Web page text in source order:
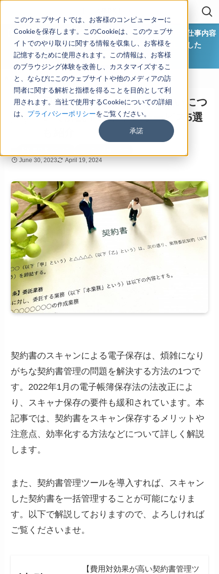
このウェブサイトでは、お客様のコンピューターに
Cookieを保存します。このCookieは、このウェブサ
イトでのやり取りに関する情報を収集し、お客様を
記憶するために使用されます。この情報は、お客様
のブラウジング体験を改善し、カスタマイズするこ
と、ならびにこのウェブサイトや他のメディアの訪
問者に関する解析と指標を得ることを目的として利
用されます。当社で使用するCookieについての詳細
は、 プライバシーポリシーをご覧ください。
承諾
【社内の法務リテラシーを向上させるには？ 法務部の仕事内容
と課題、研修方法など具体策をご紹介】を公開しました
ダウンロード
ホーム 契約書管理ノウハウ システム比較・活用
契約書のスキャナ保存の扱いにつ
いて解説！スキャンサービス5選
2024
June 30, 2023 April 19, 2024
契約書のスキャンによる電子保存は、煩雑になり
がちな契約書管理の問題を解決する方法の1つで
す。2022年1月の電子帳簿保存法の法改正によ
り、スキャナ保存の要件も緩和されています。本
記事では、契約書をスキャン保存するメリットや
注意点、効率化する方法などについて詳しく解説
します。
また、契約書管理ツールを導入すれば、スキャン
した契約書を一括管理することが可能になりま
す。以下で解説しておりますので、よろしければ
ご覧くださいませ。
【費用対効果が高い契約書管理ツ